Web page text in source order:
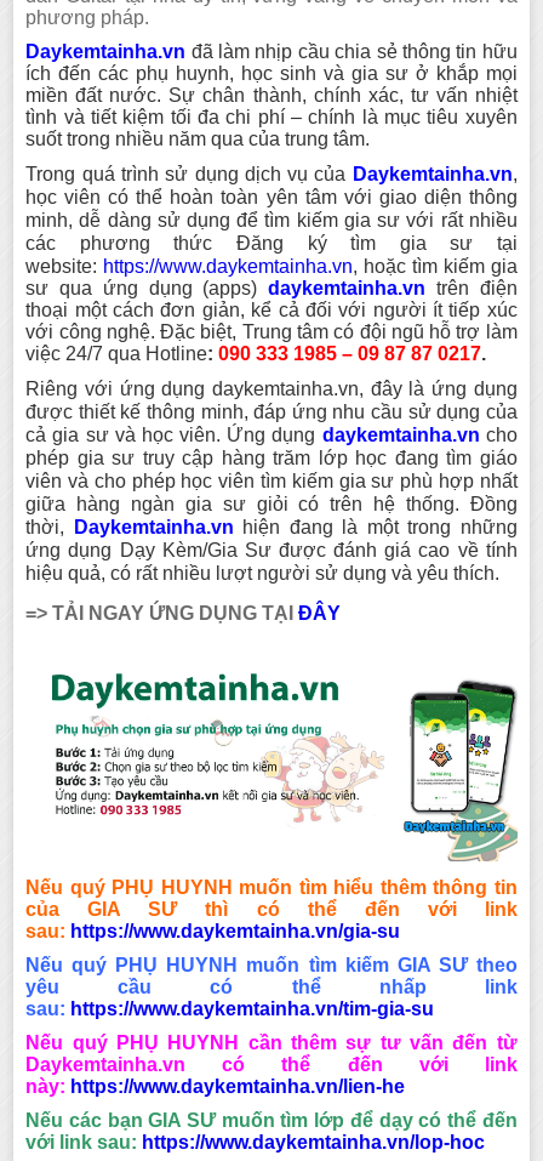
phương pháp.
Daykemtainha.vn đã làm nhịp cầu chia sẻ thông tin hữu
ích đến các phụ huynh, học sinh và gia sư ở khắp mọi
miền đất nước. Sự chân thành, chính xác, tư vấn nhiệt
tình và tiết kiệm tối đa chi phí – chính là mục tiêu xuyên
suốt trong nhiều năm qua của trung tâm.
Trong quá trình sử dụng dịch vụ của Daykemtainha.vn,
học viên có thể hoàn toàn yên tâm với giao diện thông
minh, dễ dàng sử dụng để tìm kiếm gia sư với rất nhiều
các phương thức Đăng ký tìm gia sư tại
website: https://www.daykemtainha.vn, hoặc tìm kiếm gia
sư qua ứng dụng (apps) daykemtainha.vn trên điện
thoại một cách đơn giản, kể cả đối với người ít tiếp xúc
với công nghệ. Đặc biệt, Trung tâm có đội ngũ hỗ trợ làm
việc 24/7 qua Hotline:090 333 1985 – 09 87 87 0217.
Riêng với ứng dụng daykemtainha.vn, đây là ứng dụng
được thiết kế thông minh, đáp ứng nhu cầu sử dụng của
cả gia sư và học viên. Ứng dụng daykemtainha.vn cho
phép gia sư truy cập hàng trăm lớp học đang tìm giáo
viên và cho phép học viên tìm kiếm gia sư phù hợp nhất
giữa hàng ngàn gia sư giỏi có trên hệ thống. Đồng
thời,
Daykemtainha.vn hiện đang là một trong những
ứng dụng Dạy Kèm/Gia Sư được đánh giá cao về tính
hiệu quả, có rất nhiều lượt người sử dụng và yêu thích.
=> TẢI NGAY ỨNG DỤNG TẠIĐÂY
Nếu quý PHỤ HUYNH muốn tìm hiểu thêm thông tin
của GIA SƯ thì có thể đến với link
sau: https://www.daykemtainha.vn/gia-su
Nếu quý PHỤ HUYNH muốn tìm kiếm GIA SƯ theo
yêu cầu có thể nhấp link
sau: https://www.daykemtainha.vn/tim-gia-su
Nếu quý PHỤ HUYNH cần thêm sự tư vấn đến từ
Daykemtainha.vn có thể đến với link
này: https://www.daykemtainha.vn/lien-he
Nếu các bạn GIA SƯ muốn tìm lớp để dạy có thể đến
với link sau: https://www.daykemtainha.vn/lop-hoc